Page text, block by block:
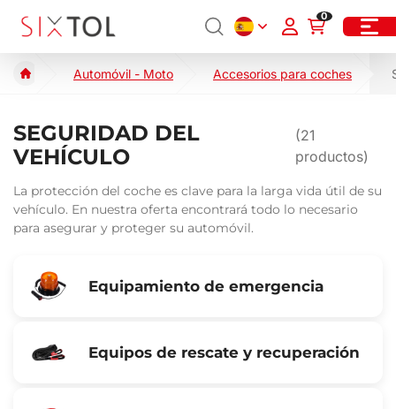
0
Automóvil - Moto Accesorios para coches
SEGURIDAD DEL
VEHÍCULO
(21
productos)
La protección del coche es clave para la larga vida útil de su
vehículo. En nuestra oferta encontrará todo lo necesario
para asegurar y proteger su automóvil.
Equipamiento de emergencia
Equipos de rescate y recuperación